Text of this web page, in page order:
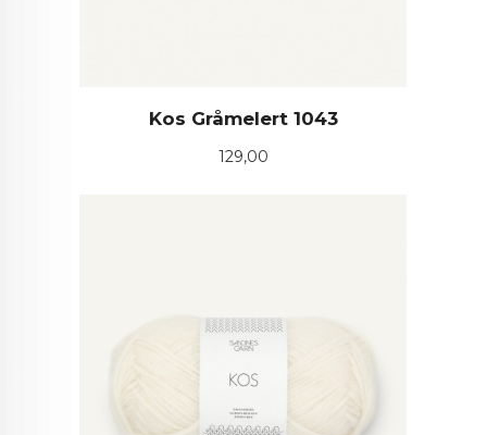
Kos Gråmelert 1043
Pris
129,00